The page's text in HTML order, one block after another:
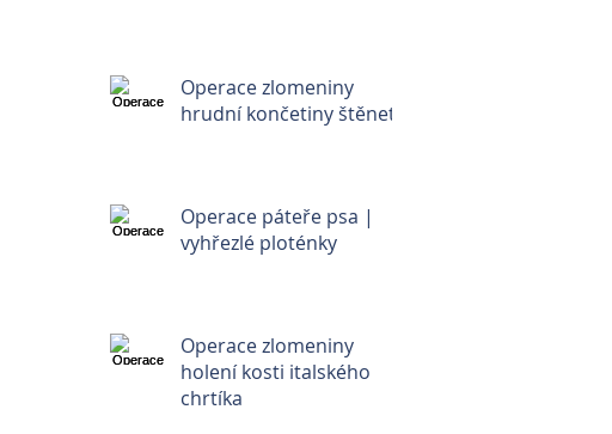
Operace zlomeniny
hrudní končetiny štěnete
Operace páteře psa |
vyhřezlé ploténky
Operace zlomeniny
holení kosti italského
chrtíka